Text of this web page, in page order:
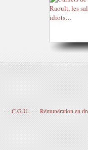
C.G.U. Rémunération en